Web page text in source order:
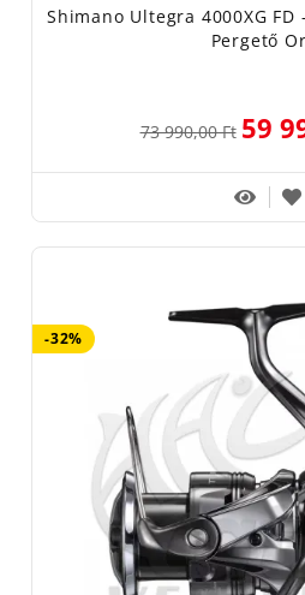
Shimano Ultegra 4000XG
Pergető
73 990,00 Ft 59
-32%